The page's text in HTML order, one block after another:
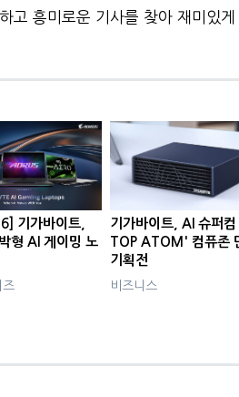
고 흥미로운 기사를 찾아 재미있게
기가바이트,
형 AI 게이밍 노
즈
기가바이트, AI 슈퍼컴
TOP ATOM' 컴퓨존
기획전
비즈니스